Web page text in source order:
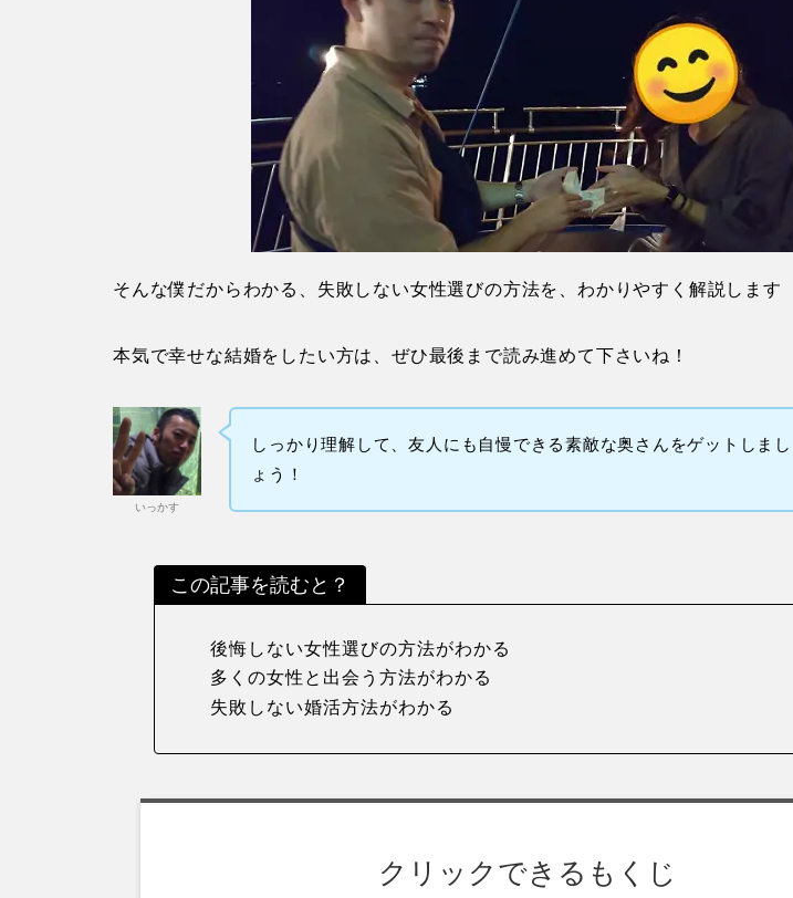
そんな僕だからわかる、失敗しない女性選びの方法を、わかりやすく解説します
本気で幸せな結婚をしたい方は、ぜひ最後まで読み進めて下さいね！
いっかす
しっかり理解して、友人にも自慢できる素敵な奥さんをゲットしまし
ょう！
この記事を読むと？
後悔しない女性選びの方法がわかる
多くの女性と出会う方法がわかる
失敗しない婚活方法がわかる
クリックできるもくじ